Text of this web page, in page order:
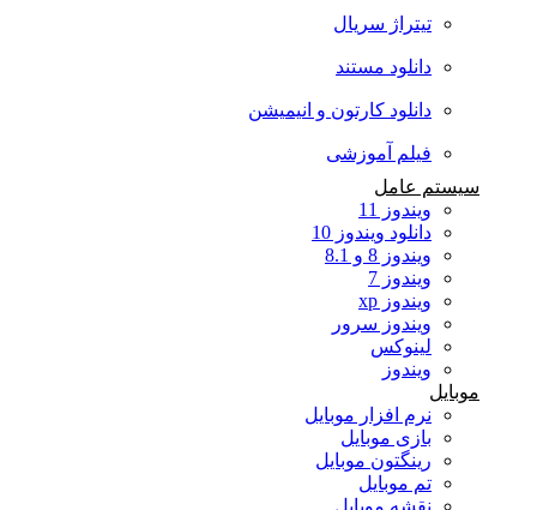
تیتراژ سریال
دانلود مستند
دانلود کارتون و انیمیشن
فیلم آموزشی
سیستم عامل
ویندوز 11
دانلود ویندوز 10
ویندوز 8 و 8.1
ویندوز 7
ویندوز xp
ویندوز سرور
لینوکس
ویندوز
نرم افزار موبایل
بازی موبایل
رینگتون موبایل
تم موبایل
نقشه موبایل